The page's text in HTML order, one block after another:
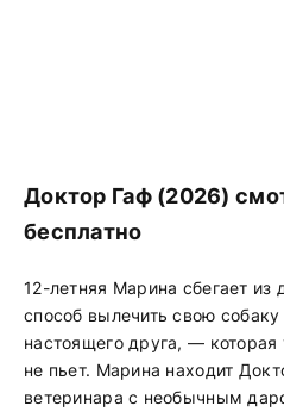
Доктор Гаф (2026)
бесплатно
12-летняя Марина сбегает из
способ вылечить свою
настоящего друга, —
не пьет. Марина находит
ветеринара с необычным